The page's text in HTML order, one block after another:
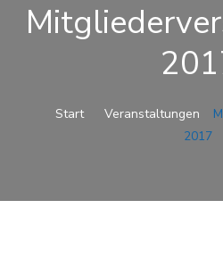
Start Veranstaltungen
2017